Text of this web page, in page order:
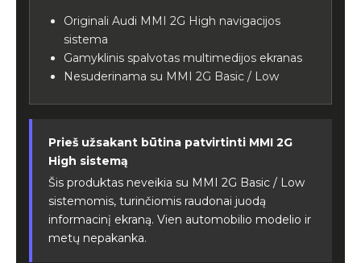
Originali Audi MMI 2G High navigacijos
sistema
Gamyklinis spalvotas multimedijos ekranas
Nesuderinama su MMI 2G Basic / Low
Prieš užsakant būtina patvirtinti MMI 2G
High sistemą
Šis produktas neveikia su MMI 2G Basic / Low
sistemomis, turinčiomis raudonai juodą
informacinį ekraną. Vien automobilio modelio ir
metų nepakanka.